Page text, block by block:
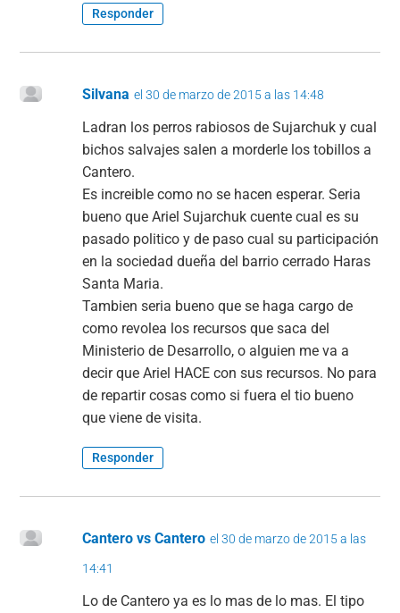
Responder
Silvana el 30 de marzo de 2015 a las 14:48
Ladran los perros rabiosos de Sujarchuk y cual
bichos salvajes salen a morderle los tobillos a
Cantero.
Es increible como no se hacen esperar. Seria
bueno que Ariel Sujarchuk cuente cual es su
pasado politico y de paso cual su participación
en la sociedad dueña del barrio cerrado Haras
Santa Maria.
Tambien seria bueno que se haga cargo de
como revolea los recursos que saca del
Ministerio de Desarrollo, o alguien me va a
decir que Ariel HACE con sus recursos. No para
de repartir cosas como si fuera el tio bueno
que viene de visita.
Responder
Cantero vs Cantero el 30 de marzo de 2015 a las
14:41
Lo de Cantero ya es lo mas de lo mas. El tipo